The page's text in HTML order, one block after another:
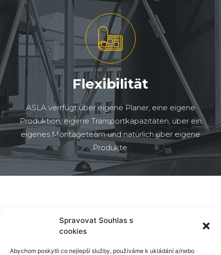
Spravovat Souhlas s
cookies
Abychom poskytli co nejlepší služby, používáme k ukládání a/nebo
Flexibilität
ASLA verrfügt über eigene Planer, eine eigene
Produktion, eigene Transportkapazitäten, über ein
eigenes Montageteam und natürlich über eigene
Produkte.